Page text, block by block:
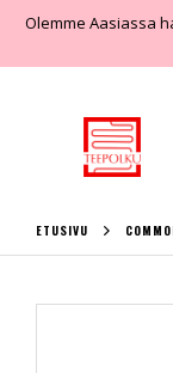
Olemme Aasiassa
ETUSIVU